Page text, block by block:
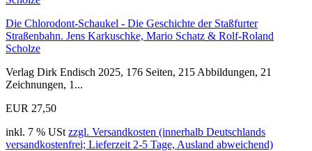
Die Chlorodont-Schaukel - Die Geschichte der Staßfurter
Straßenbahn. Jens Karkuschke, Mario Schatz & Rolf-Roland
Scholze
Verlag Dirk Endisch 2025, 176 Seiten, 215 Abbildungen, 21
Zeichnungen, 1...
EUR 27,50
inkl. 7 % USt zzgl. Versandkosten (innerhalb Deutschlands
versandkostenfrei; Lieferzeit 2-5 Tage, Ausland abweichend)